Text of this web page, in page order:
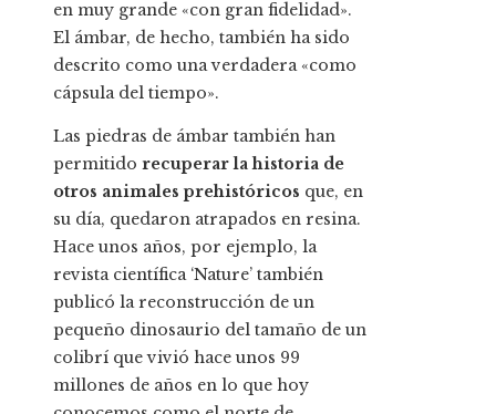
en muy grande «con gran fidelidad».
El ámbar, de hecho, también ha sido
descrito como una verdadera «como
cápsula del tiempo».
Las piedras de ámbar también han
permitido recuperar la historia de
otros animales prehistóricos que, en
su día, quedaron atrapados en resina.
Hace unos años, por ejemplo, la
revista científica ‘Nature’ también
publicó la reconstrucción de un
pequeño dinosaurio del tamaño de un
colibrí que vivió hace unos 99
millones de años en lo que hoy